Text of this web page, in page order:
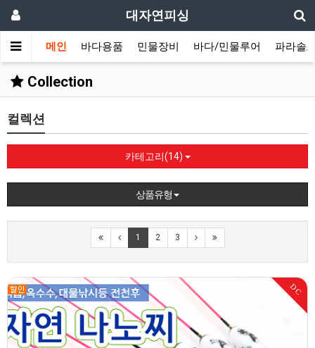
대자연피싱
메인 바다용품 민물장비 바다/민물루어 파라솔/
Collection
컬렉션
카테고리(14)
상품유형
1 2 3
DC